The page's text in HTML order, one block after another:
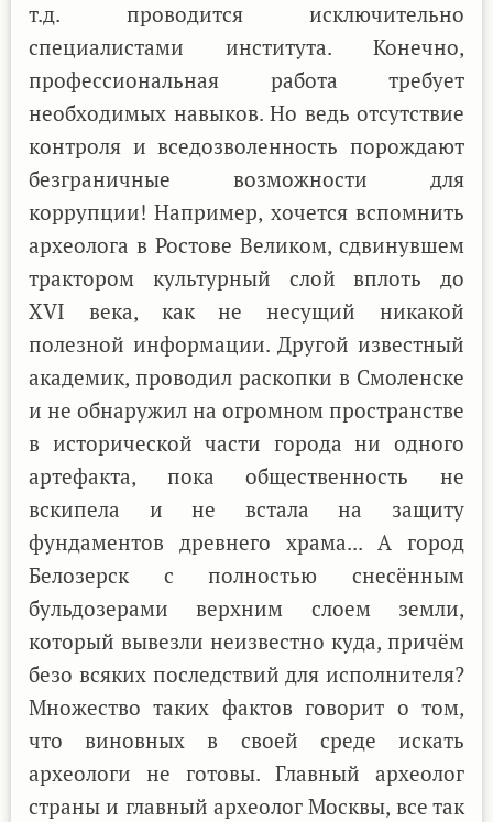
т.д. проводится исключительно
специалистами института. Конечно,
профессиональная работа требует
необходимых навыков. Но ведь отсутствие
контроля и вседозволенность порождают
безграничные возможности для
коррупции! Например, хочется вспомнить
археолога в Ростове Великом, сдвинувшем
трактором культурный слой вплоть до
XVI века, как не несущий никакой
полезной информации. Другой известный
академик, проводил раскопки в Смоленске
и не обнаружил на огромном пространстве
в исторической части города ни одного
артефакта, пока общественность не
вскипела и не встала на защиту
фундаментов древнего храма... А город
Белозерск с полностью снесённым
бульдозерами верхним слоем земли,
который вывезли неизвестно куда, причём
безо всяких последствий для исполнителя?
Множество таких фактов говорит о том,
что виновных в своей среде искать
археологи не готовы. Главный археолог
страны и главный археолог Москвы, все так